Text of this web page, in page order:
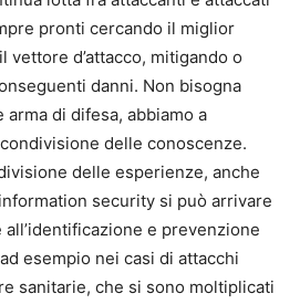
pronti cercando il miglior
vettore d’attacco, mitigando o
danni. Non bisogna
di difesa, abbiamo a
delle conoscenze.
delle esperienze, anche
security si può arrivare
e prevenzione
esempio nei casi di attacchi
sanitarie, che si sono moltiplicati